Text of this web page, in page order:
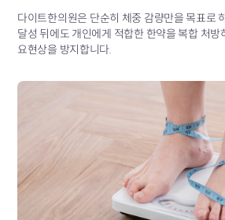
다이트한의원은 단순히 체중 감량만을 목표로
달성 뒤에도 개인에게 적합한 한약을 복합 처방
요현상을 방지합니다.